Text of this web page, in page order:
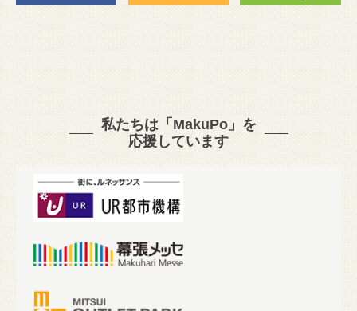
私たちは「MakuPo」を
応援しています